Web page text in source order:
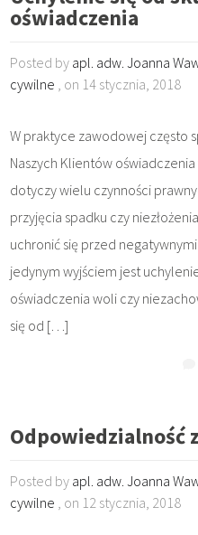
oświadczenia
Posted by apl. adw. Joanna
cywilne , on 14 stycznia, 2018
W praktyce zawodowej często
Naszych Klientów
dotyczy wielu czynności
przyjęcia spadku czy
uchronić się przed
jedynym wyjściem jest
oświadczenia woli czy
się od […]
Odpowiedzialność
Posted by apl. adw. Joanna
cywilne , on 12 stycznia, 2018